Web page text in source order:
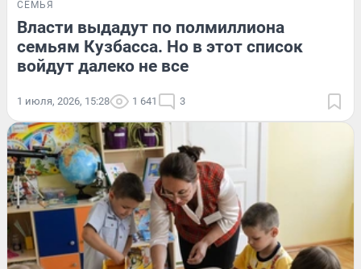
СЕМЬЯ
Власти выдадут по полмиллиона
семьям Кузбасса. Но в этот список
войдут далеко не все
1 июля, 2026, 15:28 1 641 3